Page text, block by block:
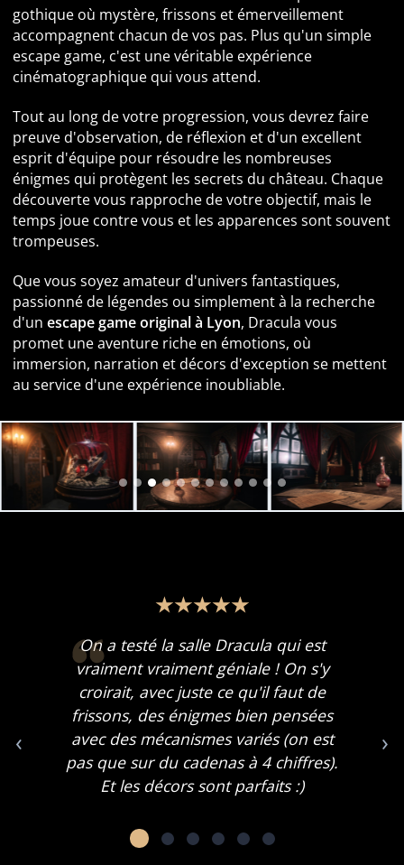
gothique où mystère, frissons et émerveillement
accompagnent chacun de vos pas. Plus qu'un simple
escape game, c'est une véritable expérience
cinématographique qui vous attend.
Tout au long de votre progression, vous devrez faire
preuve d'observation, de réflexion et d'un excellent
esprit d'équipe pour résoudre les nombreuses
énigmes qui protègent les secrets du château. Chaque
découverte vous rapproche de votre objectif, mais le
temps joue contre vous et les apparences sont souvent
trompeuses.
Que vous soyez amateur d'univers fantastiques,
passionné de légendes ou simplement à la recherche
d'un escape game original à Lyon, Dracula vous
promet une aventure riche en émotions, où
immersion, narration et décors d'exception se mettent
au service d'une expérience inoubliable.
‹
On a testé la salle Dracula qui est
vraiment vraiment géniale ! On s'y
croirait, avec juste ce qu'il faut de
frissons, des énigmes bien pensées
avec des mécanismes variés (on est
pas que sur du cadenas à 4 chiffres).
Et les décors sont parfaits :)
›